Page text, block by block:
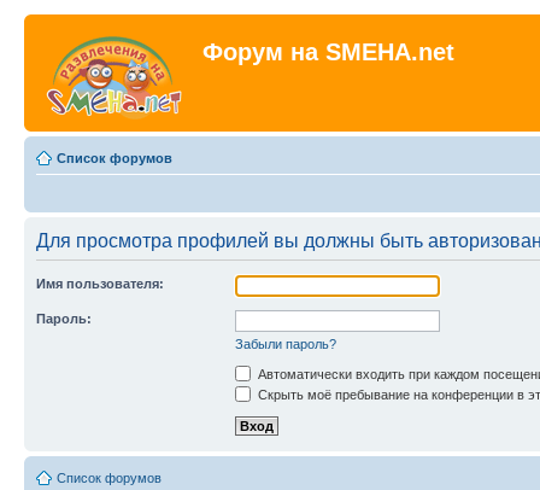
Форум на SMEHA.net
Список форумов
Для просмотра профилей вы должны быть
Имя пользователя:
Пароль:
Забыли пароль?
Автоматически входить при каждом
Скрыть моё пребывание на конференции в
Список форумов